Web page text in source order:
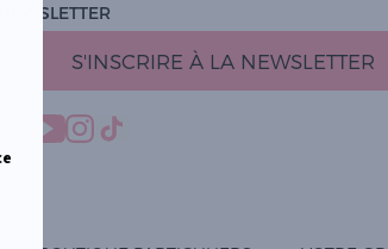
NEWSLETTER
S'INSCRIRE À LA NEWSLETTER